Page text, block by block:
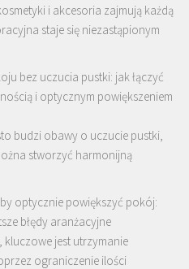
i akcesoria zajmują każdą
staje się niezastąpionym
bez uczucia pustki: jak łączyć
i optycznym powiększeniem
budzi obawy o uczucie pustki,
stworzyć harmonijną
optycznie powiększyć pokój:
błędy aranżacyjne
jest utrzymanie
ograniczenie ilości